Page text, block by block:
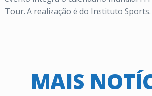
Tour. A realização é do Instituto Sports.
MAIS